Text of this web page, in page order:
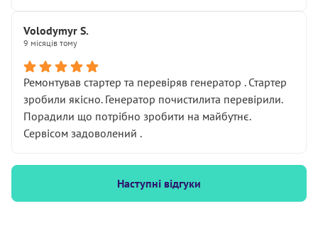
Volodymyr S.
9 місяців тому
Ремонтував стартер та перевіряв генератор . Стартер
зробили якісно. Генератор почистилита перевірили.
Порадили що потрібно зробити на майбутнє.
Сервісом задоволений .
Наступні відгуки